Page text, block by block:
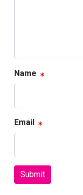
Name
Email
Submit